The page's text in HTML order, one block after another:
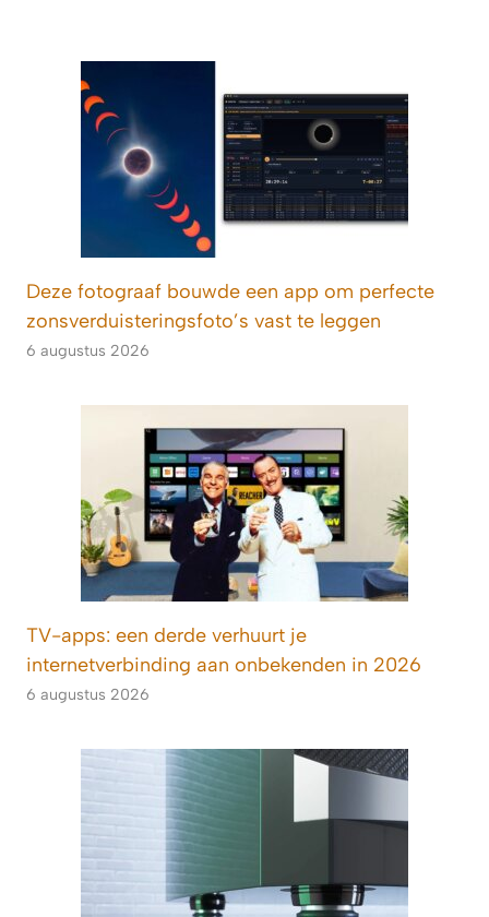
Deze fotograaf bouwde een app om perfecte
zonsverduisteringsfoto’s vast te leggen
6 augustus 2026
TV-apps: een derde verhuurt je
internetverbinding aan onbekenden in 2026
6 augustus 2026